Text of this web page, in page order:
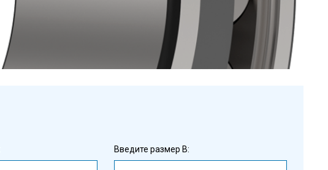
Введите размер B: